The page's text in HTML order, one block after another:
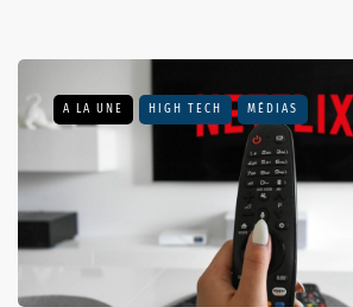
A LA UNE HIGH TECH MÉDIAS